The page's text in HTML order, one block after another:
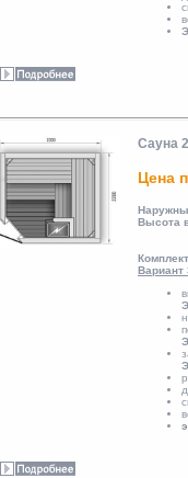
Сауна
Цена
Высота
Вариант